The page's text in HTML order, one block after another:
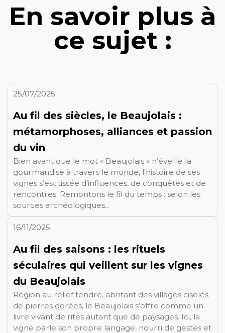
En savoir plus à
ce sujet :
25/07/2025
Au fil des siècles, le Beaujolais :
métamorphoses, alliances et passion
du vin
Bien avant que le mot « Beaujolais » n’éveille la
gourmandise à travers le monde, l’histoire de ses
vignes s’est tissée d’influences, de conquêtes et de
rencontres. Remontons le fil du temps : selon les
sources archéologiques...
16/11/2025
Au fil des saisons : les rituels
séculaires qui veillent sur les vignes
du Beaujolais
Région au relief tendre, abritant des villages ciselés
de pierres dorées, le Beaujolais s’offre comme un
livre vivant de rites autant que de paysages. Ici, la
vigne parle son propre langage, nourri de gestes et